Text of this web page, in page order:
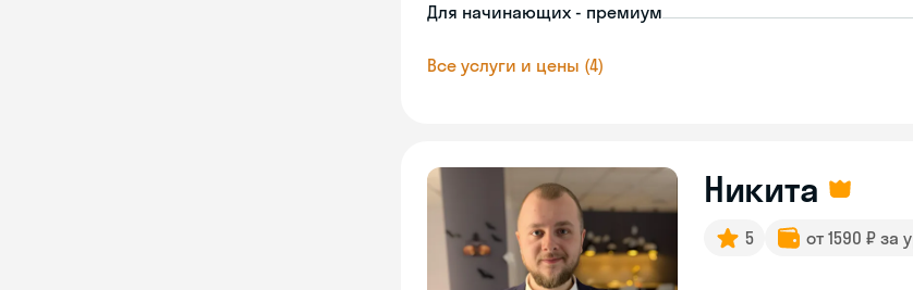
Для начинающих - премиум
Все услуги и цены (4)
Никита
5 от 1590 ₽ за